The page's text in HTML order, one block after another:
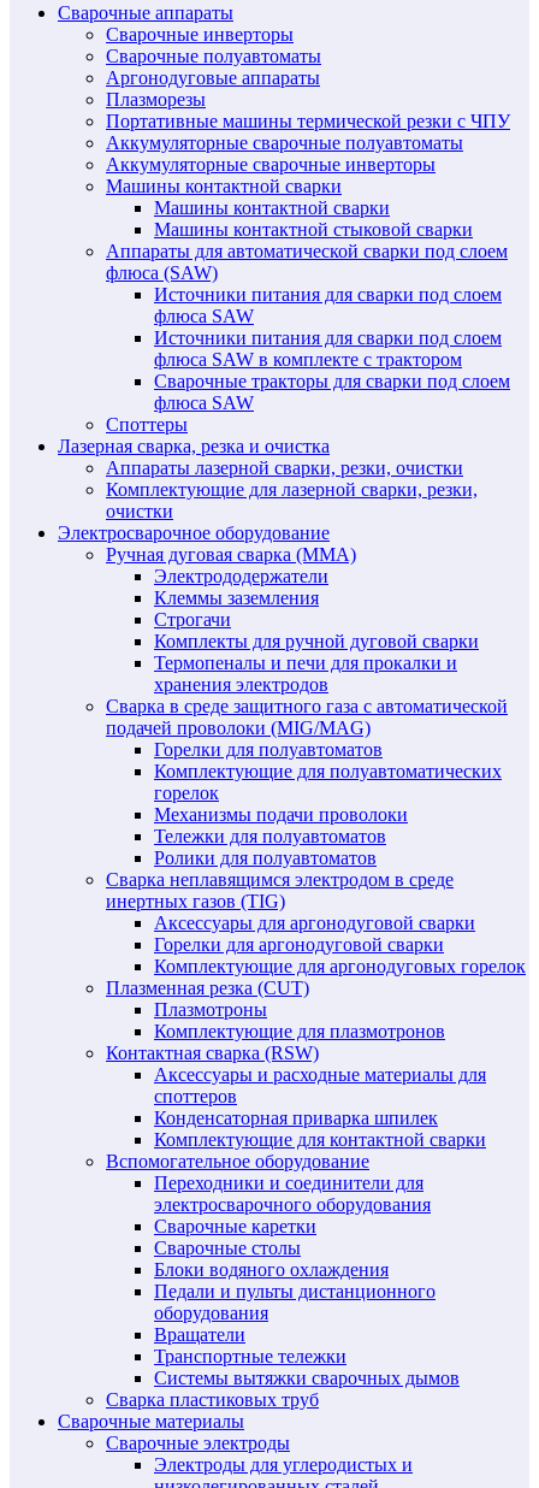
Сварочные аппараты
Сварочные инверторы
Сварочные полуавтоматы
Аргонодуговые аппараты
Плазморезы
Портативные машины термической резки с ЧПУ
Аккумуляторные сварочные полуавтоматы
Аккумуляторные сварочные инверторы
Машины контактной сварки
Машины контактной сварки
Машины контактной стыковой сварки
Аппараты для автоматической сварки под слоем
флюса (SAW)
Источники питания для сварки под слоем
флюса SAW
Источники питания для сварки под слоем
флюса SAW в комплекте с трактором
Сварочные тракторы для сварки под слоем
флюса SAW
Споттеры
Лазерная сварка, резка и очистка
Аппараты лазерной сварки, резки, очистки
Комплектующие для лазерной сварки, резки,
очистки
Электросварочное оборудование
Ручная дуговая сварка (MMA)
Электрододержатели
Клеммы заземления
Строгачи
Комплекты для ручной дуговой сварки
Термопеналы и печи для прокалки и
хранения электродов
Сварка в среде защитного газа с автоматической
подачей проволоки (MIG/MAG)
Горелки для полуавтоматов
Комплектующие для полуавтоматических
горелок
Механизмы подачи проволоки
Тележки для полуавтоматов
Ролики для полуавтоматов
Сварка неплавящимся электродом в среде
инертных газов (TIG)
Аксессуары для аргонодуговой сварки
Горелки для аргонодуговой сварки
Комплектующие для аргонодуговых горелок
Плазменная резка (CUT)
Плазмотроны
Комплектующие для плазмотронов
Контактная сварка (RSW)
Аксессуары и расходные материалы для
споттеров
Конденсаторная приварка шпилек
Комплектующие для контактной сварки
Вспомогательное оборудование
Переходники и соединители для
электросварочного оборудования
Сварочные каретки
Сварочные столы
Блоки водяного охлаждения
Педали и пульты дистанционного
оборудования
Вращатели
Транспортные тележки
Системы вытяжки сварочных дымов
Сварка пластиковых труб
Сварочные материалы
Сварочные электроды
Электроды для углеродистых и